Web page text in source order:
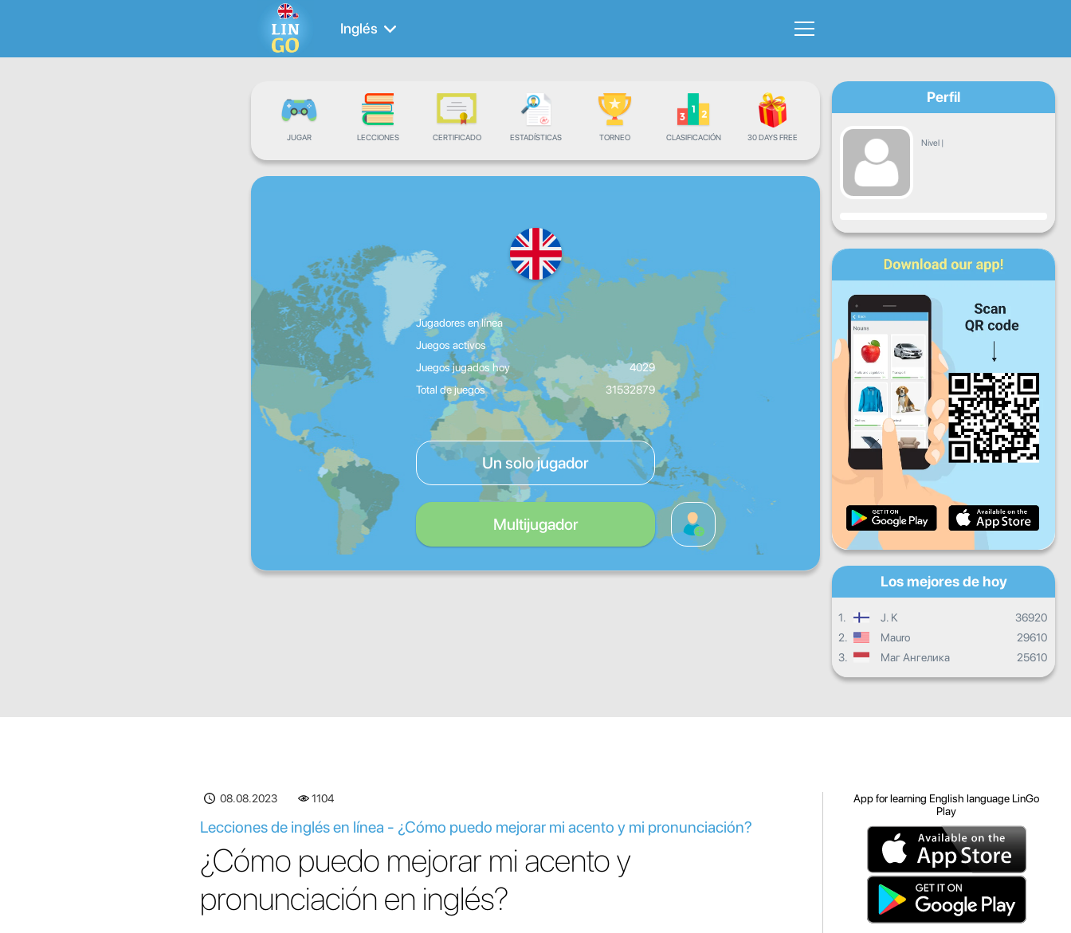
Inglés
JUGAR LECCIONES CERTIFICADO ESTADÍSTICAS TORNEO CLASIFICACIÓN 30 DAYS FREE
Jugadores en línea
Juegos activos
Juegos jugados hoy
4029
Total de juegos
31532879
Un solo jugador
Multijugador
Perfil
Nivel |
Progreso
Lun Mié Jue
Sáb Dom
Progreso diario
Progreso mensual
Progreso general
Los mejores de hoy
1. J. K
36920
2.
Mauro
29610
3.
Маг Ангелика 25610
08.08.2023 1104
Lecciones de inglés en línea - ¿Cómo puedo mejorar mi acento y mi pronunciación?
¿Cómo puedo mejorar mi acento y
pronunciación en inglés?
App for learning English language LinGo
Play